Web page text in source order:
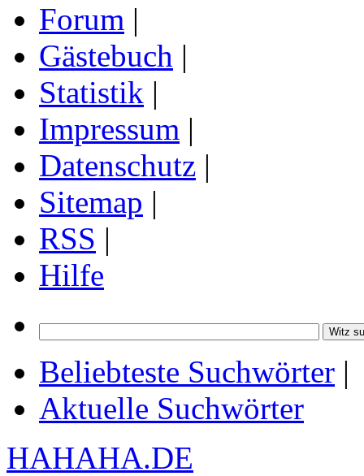
Forum |
Gästebuch |
Statistik |
Impressum |
Datenschutz |
Sitemap |
RSS |
Hilfe
Beliebteste Suchwörter |
Aktuelle Suchwörter
HAHAHA.DE